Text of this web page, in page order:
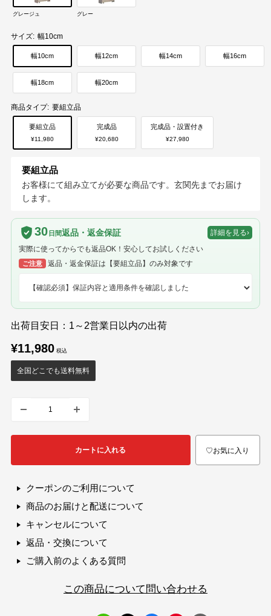
グレージュ グレー
サイズ: 幅10cm
幅10cm 幅12cm 幅14cm 幅16cm
幅18cm 幅20cm
商品タイプ: 要組立品
要組立品
¥11,980
完成品
¥20,680
完成品・設置付き
¥27,980
要組立品
お客様にて組み立てが必要な商品です。玄関先までお届け
します。
30 日間返品・返金保証 詳細を見る›
実際に使ってからでも返品OK！安心してお試しください
ご注意 返品・返金保証は【要組立品】のみ対象です
出荷目安日：1～2営業日以内の出荷
販
売
価
格
¥11,980
全国どこでも送料無料
カートに入れる ♡お気に入り
クーポンのご利用について
商品のお届けと配送について
キャンセルについて
返品・交換について
ご購入前のよくある質問
この商品について問い合わせる